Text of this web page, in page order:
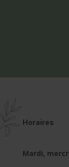
Horaires
Mardi,